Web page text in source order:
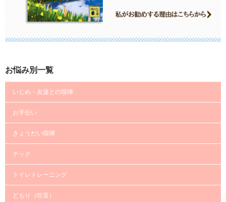
お悩み別一覧
いじめ・友達との喧嘩
お手伝い
きょうだい喧嘩
チック
トイレトレーニング
どもり（吃音）